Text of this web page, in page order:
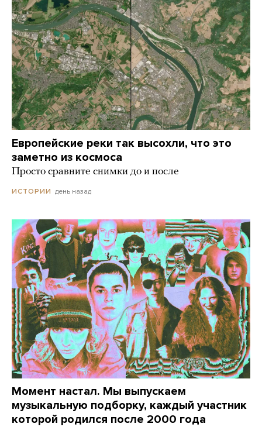
Европейские реки так высохли, что это
заметно из космоса
Просто сравните снимки до и после
ИСТОРИИ день назад
Момент настал. Мы выпускаем
музыкальную подборку, каждый участник
которой родился после 2000 года